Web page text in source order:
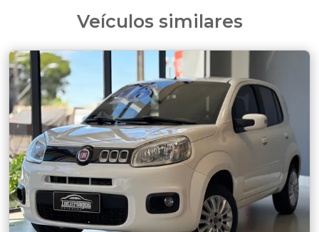
Veículos similares